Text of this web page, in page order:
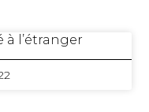
l’étranger